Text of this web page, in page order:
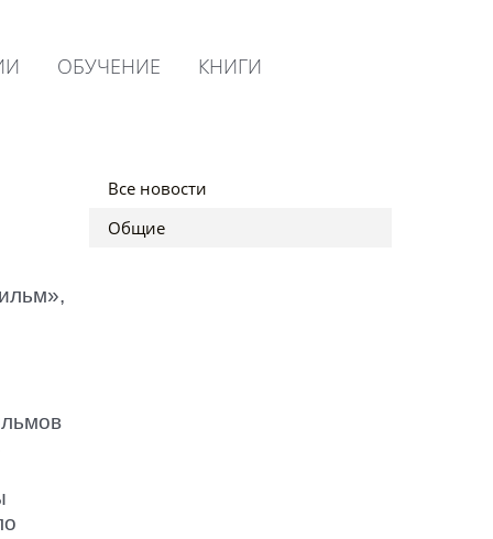
ОБУЧЕНИЕ КНИГИ
Все новости
Общие